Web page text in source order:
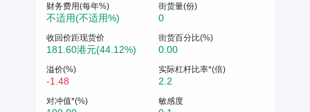
财务费用(每年%)
不适用(不适用%)
街货量(份)
0
收回价距现货价
181.60港元(44.12%)
街货百分比(%)
0.00
溢价(%)
-1.48
实际杠杆比率*(倍)
2.2
对冲值*(%) 敏感度